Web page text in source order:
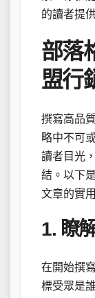
的讀者提
部落
盟行
撰寫高品
略中不可
讀者目光
結。以下
文章的實
1. 瞭
在開始撰
標受眾是